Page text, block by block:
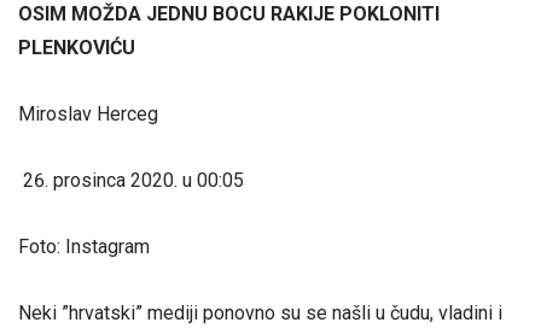
OSIM MOŽDA JEDNU BOCU RAKIJE POKLONITI
PLENKOVIĆU
Miroslav Herceg
prosinca 2020. u 00:05
Foto: Instagram
Neki ”hrvatski” mediji ponovno su se našli u čudu, vladini i